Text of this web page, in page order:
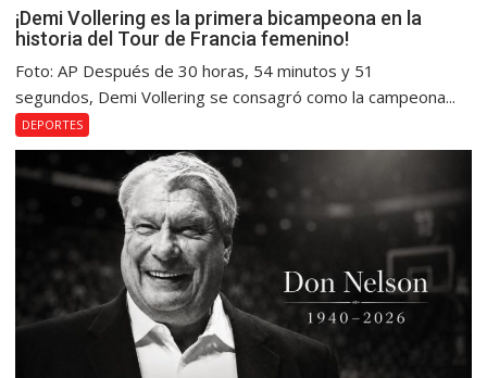
¡Demi Vollering es la primera bicampeona en la
historia del Tour de Francia femenino!
Foto: AP Después de 30 horas, 54 minutos y 51
segundos, Demi Vollering se consagró como la campeona...
DEPORTES